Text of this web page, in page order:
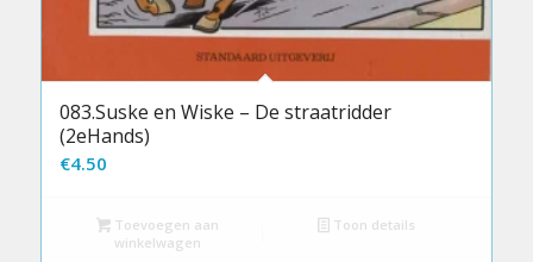
083.Suske en Wiske – De straatridder
(2eHands)
€4.50
Toevoegen aan
winkelwagen
Toon details